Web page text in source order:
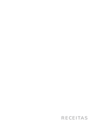
RECEITAS